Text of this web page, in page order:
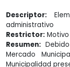
Descriptor:
administrativo
Restrictor:
Resumen:
Mercado
Municipalidad